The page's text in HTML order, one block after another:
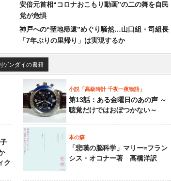
安倍元首相“コロナおこもり動画”の二の舞を自民
党が危惧
神戸への“聖地帰還”めぐり騒然…山口組・司組長
「7年ぶりの里帰り」は実現するか
ゲンダイの書籍
小説「高級時計 千夜一夜物語」
第13話：ある金曜日のあの声 ～
聴覚だけではおぼつかない～
ク
本の森
「悲嘆の脳科学」マリー=フラン
シス・オコナー著 高橋洋訳